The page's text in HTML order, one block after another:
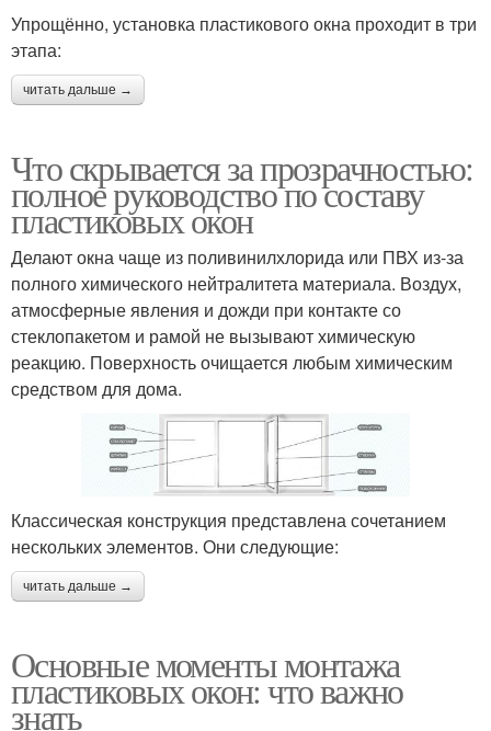
Упрощённо, установка пластикового окна проходит в три
этапа:
читать дальше →
Что скрывается за прозрачностью:
полное руководство по составу
пластиковых окон
Делают окна чаще из поливинилхлорида или ПВХ из-за
полного химического нейтралитета материала. Воздух,
атмосферные явления и дожди при контакте со
стеклопакетом и рамой не вызывают химическую
реакцию. Поверхность очищается любым химическим
средством для дома.
Классическая конструкция представлена сочетанием
нескольких элементов. Они следующие:
читать дальше →
Основные моменты монтажа
пластиковых окон: что важно
знать